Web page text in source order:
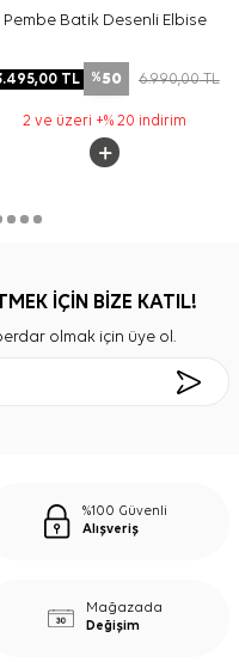
Pembe Batik Desenli Elbise
TL %50 6.990,00TL
2 ve üzeri +% 20 indirim
İÇİN BİZE KATIL!
olmak için üye ol.
%100 Güvenli
Alışveriş
Mağazada
Değişim